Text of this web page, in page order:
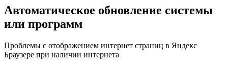
Автоматическое обновление системы
или программ
Проблемы с отображением интернет страниц в Яндекс
Браузере при наличии интернета